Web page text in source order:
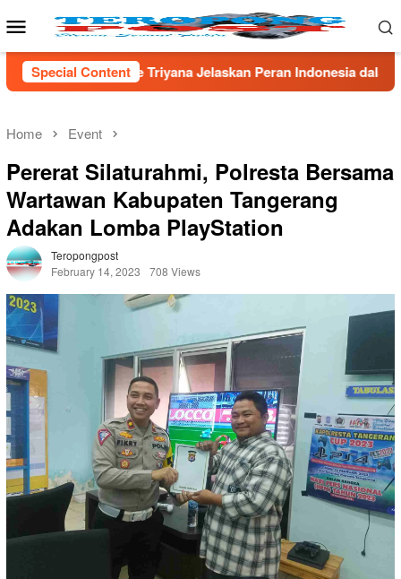
to
Mobile
Menu
Special Content
Peran Indonesia dalam Sains Global *Tak
Home Event
Pererat Silaturahmi, Polresta Bersama
Wartawan Kabupaten Tangerang
Adakan Lomba PlayStation
Teropongpost
February 14, 2023
708 Views